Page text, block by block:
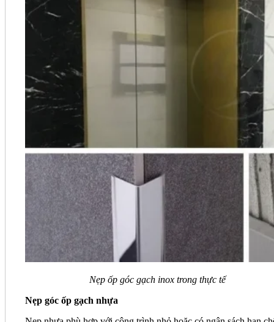
Nẹp ốp góc gạch inox trong thực tế
Nẹp góc ốp gạch nhựa